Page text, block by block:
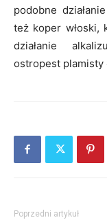
podobne
też koper włoski,
działanie
ostropest plamisty
Poprzedni artykuł